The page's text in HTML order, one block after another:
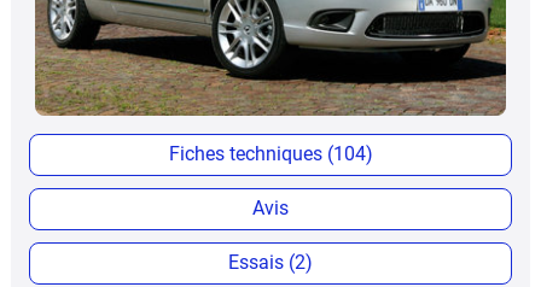
Fiches techniques (104)
Avis
Essais (2)